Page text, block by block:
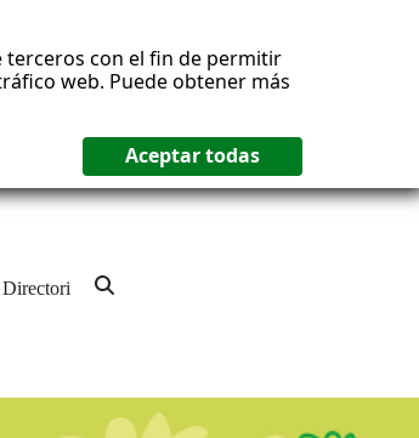
terceros con el fin de permitir
web. Puede obtener más
Directori